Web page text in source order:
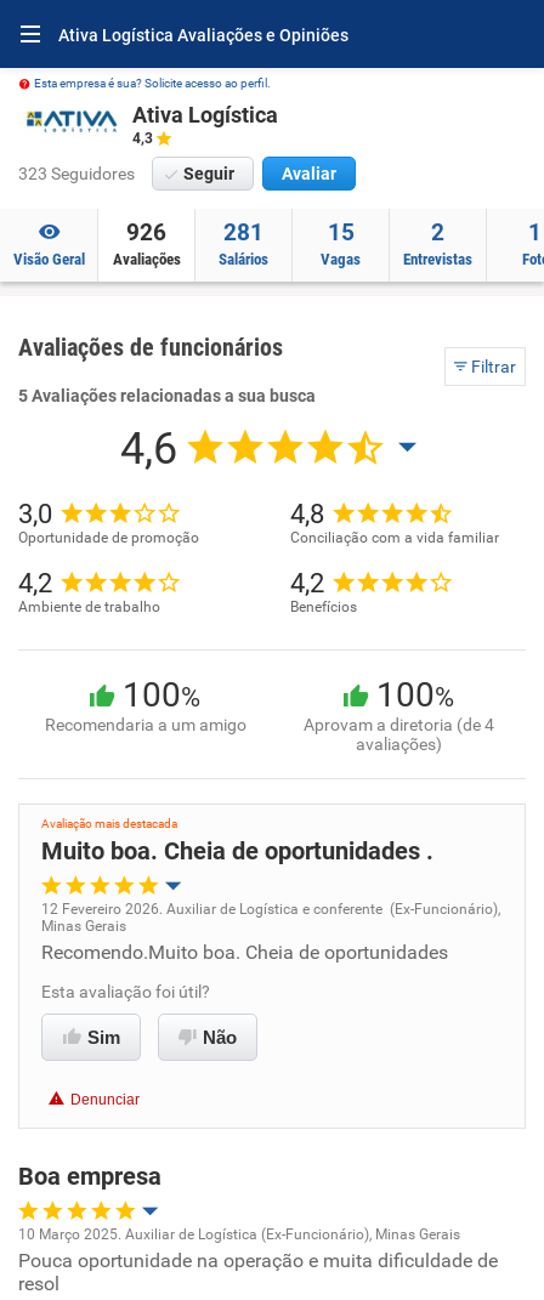
Ativa Logística Avaliações e Opiniões
Esta empresa é sua? Solicite acesso ao perfil.
Ativa Logística
4,3
323 Seguidores Seguir Avaliar
Visão Geral
926
Avaliações
281
Salários
15
Vagas
2
Entrevistas
1
Avaliações de funcionários
Filtrar
5 Avaliações relacionadas a sua busca
4,6
3,0
Oportunidade de promoção
4,8
Conciliação com a vida familiar
4,2
Ambiente de trabalho
4,2
Benefícios
100%
Recomendaria a um amigo
100%
Aprovam a diretoria (de 4
avaliações)
Avaliação mais destacada
Muito boa. Cheia de oportunidades .
Oportunidade de promoção
Ambiente de trabalho
Conciliação com a vida familiar
Recomenda esta empresa
Recomenda a diretoria
12 Fevereiro 2026. Auxiliar de Logística e conferente (Ex-Funcionário),
Minas Gerais
Recomendo.Muito boa. Cheia de oportunidades
Esta avaliação foi útil?
Sim Não
Denunciar
Boa empresa
Oportunidade de promoção
10 Março 2025. Auxiliar de Logística (Ex-Funcionário), Minas Gerais
Pouca oportunidade na operação e muita dificuldade de
resol